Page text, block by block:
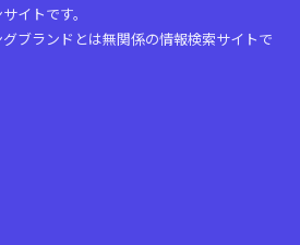
イトです。
ブランドとは無関係の情報検索サイトで